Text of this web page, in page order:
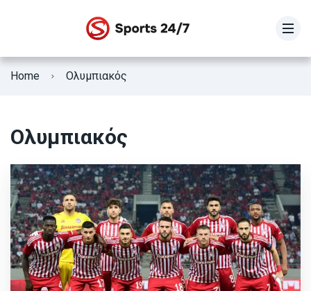
Home Ολυμπιακός
Ολυμπιακός
ΕΘΝΙΚΗ ΕΛΛΑΔΟΣ
Fifa Club World Cup